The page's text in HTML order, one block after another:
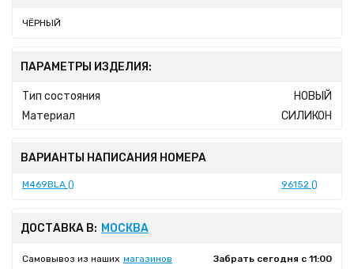
ЧЁРНЫЙ
ПАРАМЕТРЫ ИЗДЕЛИЯ:
Тип состояния
НОВЫЙ
Материал
СИЛИКОН
ВАРИАНТЫ НАПИСАНИЯ НОМЕРА
M469BLA () 96152 ()
ДОСТАВКА В: МОСКВА
Самовывоз из наших магазинов
Забрать сегодня с 11:00